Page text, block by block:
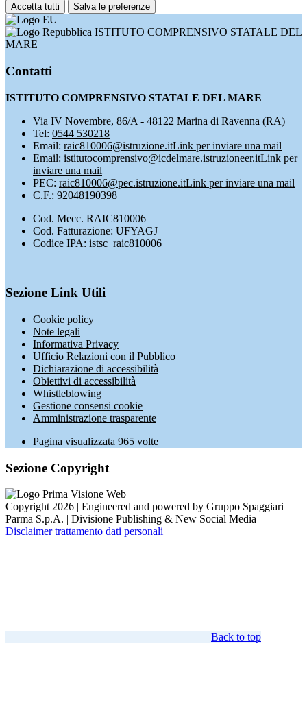
Accetta tutti Salva le preferenze
ISTITUTO COMPRENSIVO STATALE DEL
MARE
Contatti
ISTITUTO COMPRENSIVO STATALE DEL MARE
Via IV Novembre, 86/A - 48122 Marina di Ravenna (RA)
Tel: 0544 530218
Email: raic810006@istruzione.itLink per inviare una mail
Email: istitutocomprensivo@icdelmare.istruzioneer.itLink per
inviare una mail
PEC: raic810006@pec.istruzione.itLink per inviare una mail
C.F.: 92048190398
Cod. Mecc. RAIC810006
Cod. Fatturazione: UFYAGJ
Codice IPA: istsc_raic810006
Sezione Link Utili
Cookie policy
Note legali
Informativa Privacy
Ufficio Relazioni con il Pubblico
Dichiarazione di accessibilità
Obiettivi di accessibilità
Whistleblowing
Gestione consensi cookie
Amministrazione trasparente
Pagina visualizzata 965 volte
Sezione Copyright
Copyright 2026 | Engineered and powered by Gruppo Spaggiari
Parma S.p.A. | Divisione Publishing & New Social Media
Disclaimer trattamento dati personali
Back to top